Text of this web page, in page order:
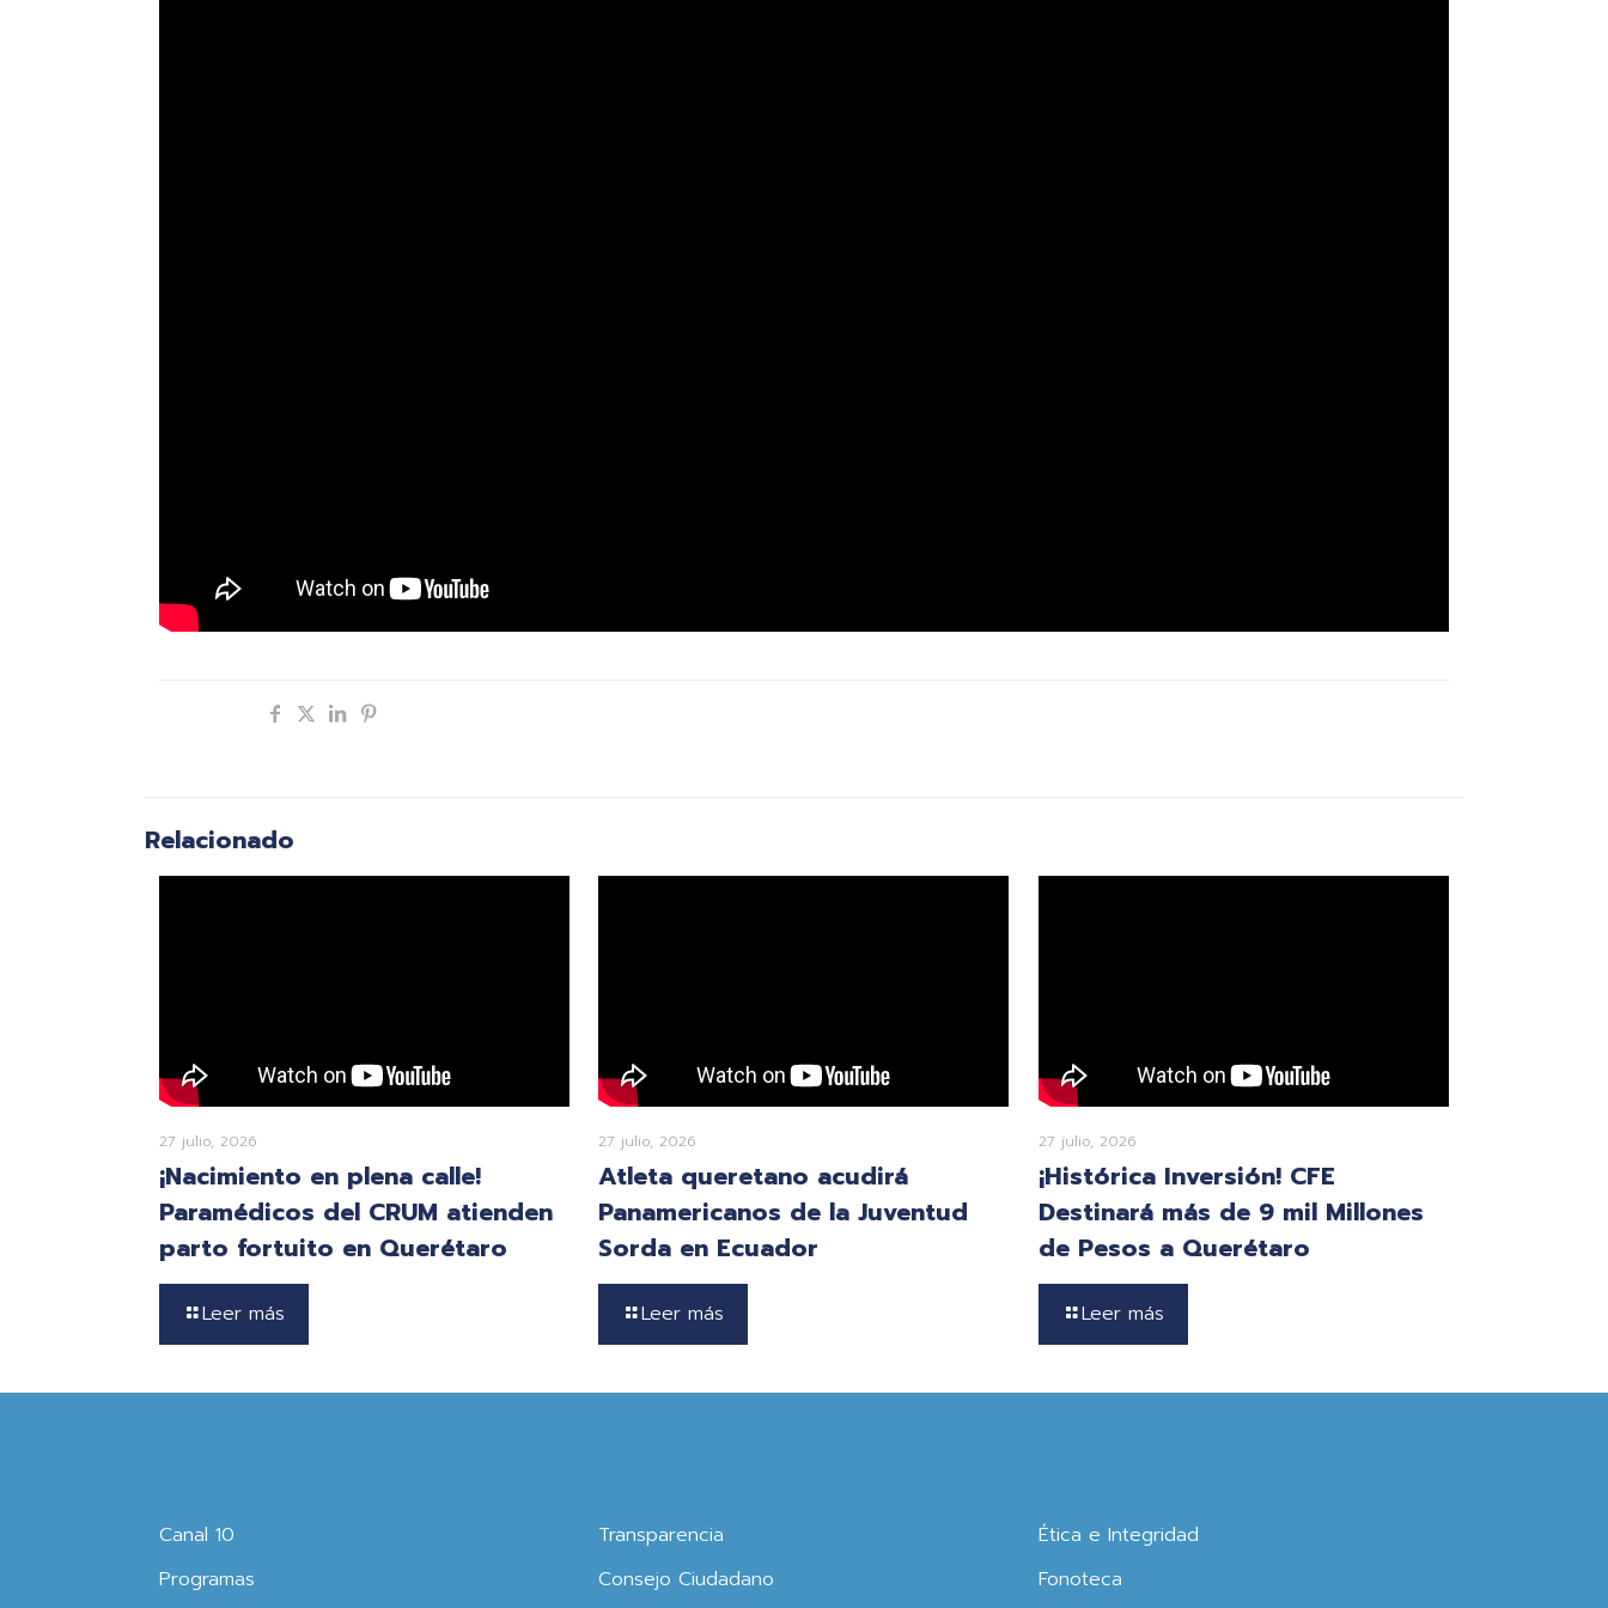
Relacionado
27 julio, 2026
¡Nacimiento en plena calle!
Paramédicos del CRUM atienden
parto fortuito en Querétaro
Leer más
27 julio, 2026
Atleta queretano acudirá
Panamericanos de la Juventud
Sorda en Ecuador
Leer más
27 julio, 2026
¡Histórica Inversión! CFE
Destinará más de 9 mil Millones
de Pesos a Querétaro
Leer más
Canal 10
Programas
Transparencia
Consejo Ciudadano
Ética e Integridad
Fonoteca